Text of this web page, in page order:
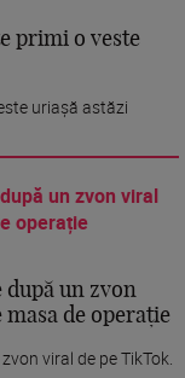
primi o veste
uriașă astăzi
după un zvon
de operație
viral de pe TikTok.